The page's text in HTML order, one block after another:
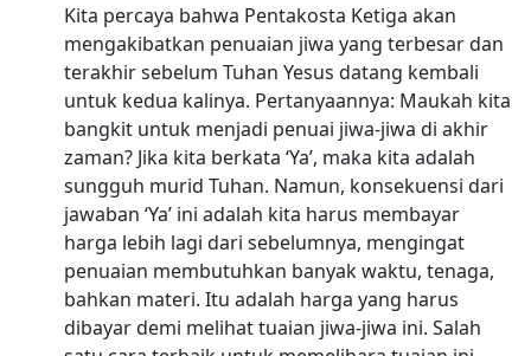
Kita percaya bahwa Pentakosta Ketiga akan
mengakibatkan penuaian jiwa yang terbesar dan
terakhir sebelum Tuhan Yesus datang kembali
untuk kedua kalinya. Pertanyaannya: Maukah kita
bangkit untuk menjadi penuai jiwa-jiwa di akhir
zaman? Jika kita berkata ‘Ya’, maka kita adalah
sungguh murid Tuhan. Namun, konsekuensi dari
jawaban ‘Ya’ ini adalah kita harus membayar
harga lebih lagi dari sebelumnya, mengingat
penuaian membutuhkan banyak waktu, tenaga,
bahkan materi. Itu adalah harga yang harus
dibayar demi melihat tuaian jiwa-jiwa ini. Salah